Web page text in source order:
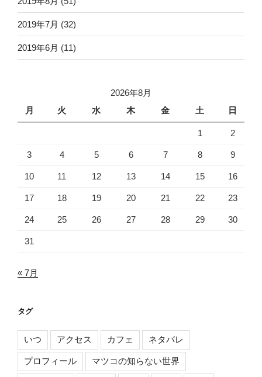
2019年7月 (32)
2019年6月 (11)
2026年8月
月
火 水 木 金 土 日
1 2
3 4 5 6 7 8 9
10 11 12 13 14 15 16
17 18 19 20 21 22 23
24 25 26 27 28 29 30
31
« 7月
タグ
いつ アクセス カフェ ネタバレ
プロフィール マツコの知らない世界